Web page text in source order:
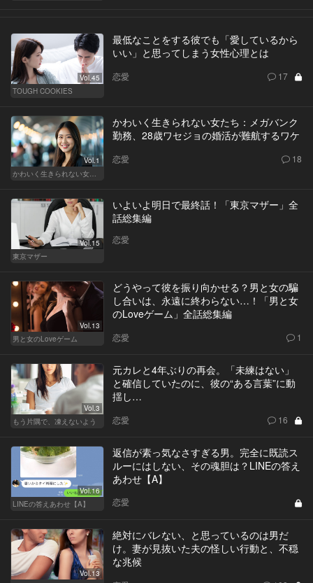
Vol.45
TOUGH COOKIES
最低なことをする彼でも「愛しているから
いい」と思ってしまう女性心理とは
恋愛 17
Vol.1
かわいく生きられない女たち
かわいく生きられない女たち：メガバンク
勤務、28歳ワセジョの婚活が難航するワケ
恋愛 18
Vol.15
東京マザー
いよいよ明日で最終話！「東京マザー」全
話総集編
恋愛
Vol.13
男と女のLoveゲーム
どうやって彼を振り向かせる？男と女の騙
し合いは、永遠に終わらない…！「男と女
のLoveゲーム」全話総集編
恋愛 1
Vol.3
もう片隅で、凍えないよう
元カレと4年ぶりの再会。「未練はない」
と確信していたのに、彼の“ある言葉”に動
揺し…
恋愛 16
Vol.16
LINEの答えあわせ【A】
返信が素っ気なさすぎる男。完全に既読ス
ルーにはしない、その魂胆は？LINEの答え
あわせ【A】
恋愛
Vol.13
絶対にバレない、と思っているのは男だ
け。妻が見抜いた夫の怪しい行動と、不穏
な兆候